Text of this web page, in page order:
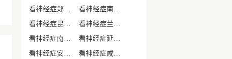
看神经症郑州那个医院就诊
看神经症南昌那个医院就诊
看神经症昆明那个医院就诊
看神经症兰州那个医院就诊
看神经症南京那个医院就诊
看神经症延安那个医院就诊
看神经症安康那个医院就诊
看神经症咸阳那个医院就诊